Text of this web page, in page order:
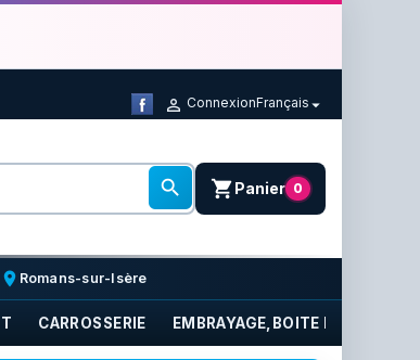
 ConnexionFrançais
 shopping_cartPanier 0
place Romans-sur-Isère
CARROSSERIE EMBRAYAGE,BOITE DE